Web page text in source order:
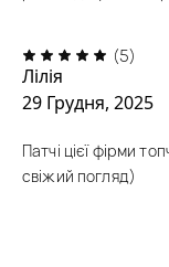
(5)
Лілія
29 Грудня, 2025
Патчі цієї фірми
свіжий погляд)